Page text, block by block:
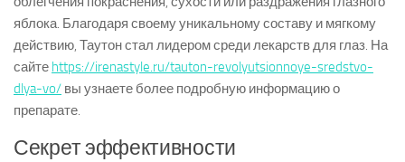
яблока. Благодаря своему уникальному составу и мягкому
действию, Таутон стал лидером среди лекарств для глаз. На
сайте https://irenastyle.ru/tauton-revolyutsionnoye-sredstvo-
dlya-vo/ вы узнаете более подробную информацию о
препарате.
Секрет эффективности